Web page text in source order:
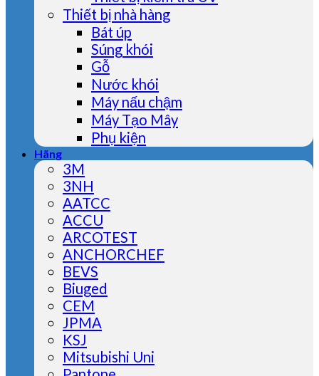
Thiết bị nhà hàng
Bát úp
Súng khói
Gỗ
Nước khói
Máy nấu chậm
Máy Tạo Mây
Phụ kiện
Hãng
3M
3NH
AATCC
ACCU
ARCOTEST
ANCHORCHEF
BEVS
Biuged
CEM
JPMA
KSJ
Mitsubishi Uni